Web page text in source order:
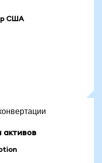
США
активов